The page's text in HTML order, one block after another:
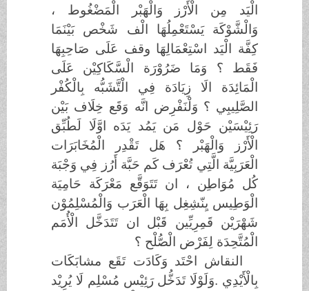
الْيَد مِن الْأَرْز وَالْهَبْر الْمَضْغُوط ،
وَالْشَّوْكَة يَسْتَعْمِلُهَا الْف شَخْص بَيْنَمَا
كِفَّة الْيَد اسْتِعْمَالِهَا وقف عَلَى صَاحِبِهَا
فَقَط ؟ وَمَا ضَرُوْرَة الْسَّكَاكِيْن عَلَى
الْمَائِدَة الَا زِيَادَة فِي الْتَّشَبُّه بِالْكُفْر
الصَّلِيبِي ؟ وَلْنَفْرِض انَّه وَقَع خِلَاف بَيْن
رَئِيْسَيْن حَوْل مَن يَمُد يَدَه اوَّلَا لَطُبِّق
الْأَرْز وَالْهَبْر ؟ هَل تَقْدِر الْمُخَابَرَات
الْعَرَبِيَّة الَّتِي تُعْرَف كَم حَبَّة أَرُز فِي وَجْبَة
كُل مُوَاطِن ، ان تَتَوَقَّع مَعْرَكَة حَامِيَة
الْوَطِيس يِنّشِغِل بِهَا الْعَرَب وَالْمُسْلِمُوْن
شَهْرَيْن قَمِرِيِّين قَبْل ان تَتَدَخَّل الْأُمَم
الْمُتَّحِدَة لِفَرْض الْصُّلْح ؟
النقاش احْتَد وَكَادَت تَقَع مشابَكَات
بِالْأَيْدِي .وَلَوْلَا تَدَخُّل رَئِيْس مُسْلِم لَا يُرِيْد